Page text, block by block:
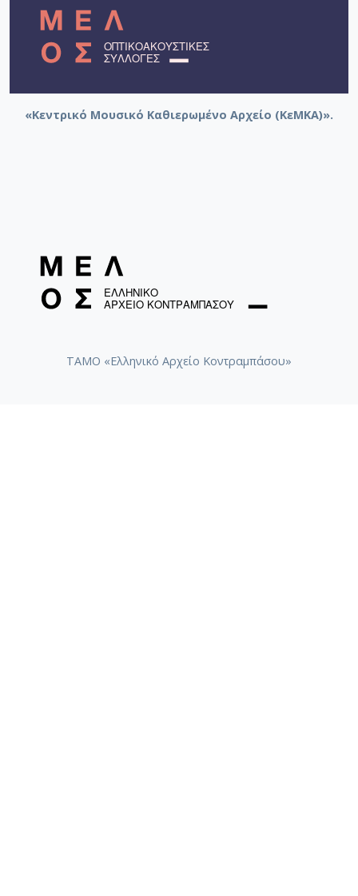
«Κεντρικό Μουσικό Καθιερωμένο Αρχείο (ΚεΜΚΑ)».
ΤΑΜΟ «Ελληνικό Αρχείο Κοντραμπάσου»